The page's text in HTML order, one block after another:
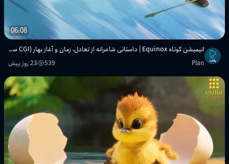
06:08
انیمیشن کوتاه Equinox | داستانی شاعرانه از تعادل، زمان و آغاز بهار (CGI سه‌بعدی)
Plan
539 23 روز پیش